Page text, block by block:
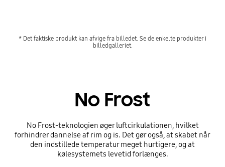
* Det faktiske produkt kan afvige fra billedet. Se de enkelte produkter i
billedgalleriet.
No Frost
No Frost-teknologien øger luftcirkulationen, hvilket
forhindrer dannelse af rim og is. Det gør også, at skabet når
den indstillede temperatur meget hurtigere, og at
kølesystemets levetid forlænges.